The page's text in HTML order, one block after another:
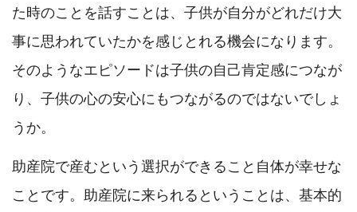
た時のことを話すことは、子供が自分がどれだけ大
事に思われていたかを感じとれる機会になります。
そのようなエピソードは子供の自己肯定感につなが
り、子供の心の安心にもつながるのではないでしょ
うか。
助産院で産むという選択ができること自体が幸せな
ことです。助産院に来られるということは、基本的